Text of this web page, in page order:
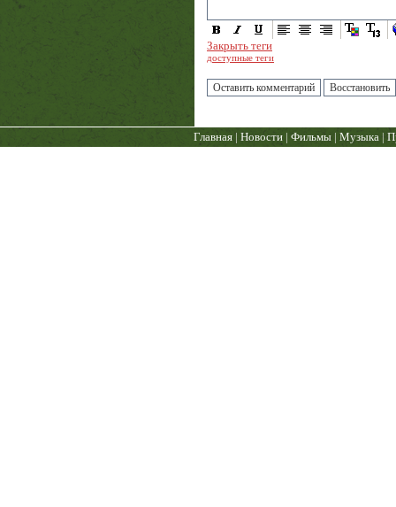
Закрыть теги
доступные теги
Главная |Новости |Фильмы |Музыка |